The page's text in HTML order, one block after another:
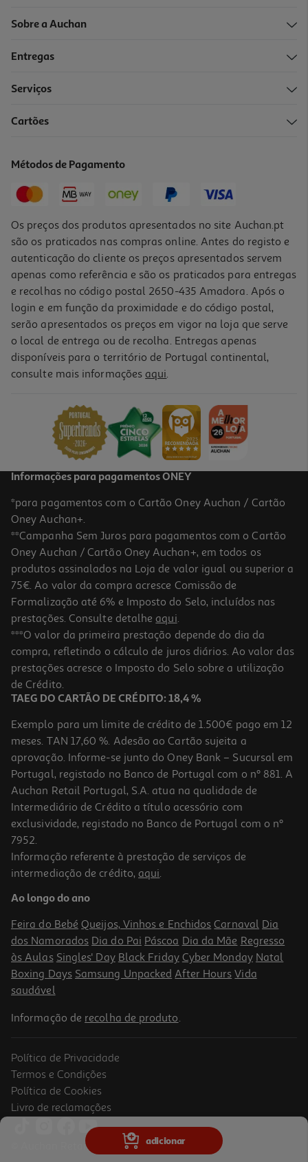
adicionar
Filete Cavala Campos Santos Molho Mostarda 120(90)g
3.5
Cavalinhas Manna Tomate 120(90)g
15.44 €/Kg
1,39 €
Sobre a Auchan
Entregas
Serviços
Cartões
Métodos de Pagamento
Os preços dos produtos apresentados no site Auchan.pt
são os praticados nas compras online. Antes do registo e
autenticação do cliente os preços apresentados servem
apenas como referência e são os praticados para entregas
e recolhas no código postal 2650-435 Amadora. Após o
login e em função da proximidade e do código postal,
serão apresentados os preços em vigor na loja que serve
o local de entrega ou de recolha. Entregas apenas
disponíveis para o território de Portugal continental,
consulte mais informações aqui.
Informações para pagamentos ONEY
*para pagamentos com o Cartão Oney Auchan / Cartão
Oney Auchan+.
**Campanha Sem Juros para pagamentos com o Cartão
Oney Auchan / Cartão Oney Auchan+, em todos os
produtos assinalados na Loja de valor igual ou superior a
75€. Ao valor da compra acresce Comissão de
Formalização até 6% e Imposto do Selo, incluídos nas
prestações. Consulte detalhe aqui.
***O valor da primeira prestação depende do dia da
compra, refletindo o cálculo de juros diários. Ao valor das
prestações acresce o Imposto do Selo sobre a utilização
de Crédito.
TAEG DO CARTÃO DE CRÉDITO: 18,4 %
Exemplo para um limite de crédito de 1.500€ pago em 12
meses. TAN 17,60 %. Adesão ao Cartão sujeita a
aprovação. Informe-se junto do Oney Bank – Sucursal em
Portugal, registado no Banco de Portugal com o nº 881. A
Auchan Retail Portugal, S.A. atua na qualidade de
Intermediário de Crédito a título acessório com
exclusividade, registado no Banco de Portugal com o nº
7952.
Informação referente à prestação de serviços de
intermediação de crédito, aqui.
Ao longo do ano
Feira do Bebé Queijos, Vinhos e Enchidos Carnaval Dia
dos Namorados Dia do Pai Páscoa Dia da Mãe Regresso
às Aulas Singles' Day Black Friday Cyber Monday Natal
Boxing Days Samsung Unpacked After Hours Vida
saudável
Informação de recolha de produto.
Política de Privacidade
Termos e Condições
Política de Cookies
Livro de reclamações
© Auchan Retail Portugal